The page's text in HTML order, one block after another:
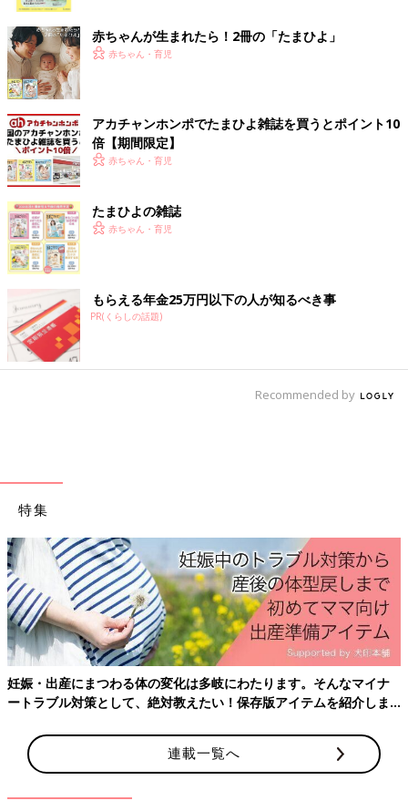
赤ちゃんが生まれたら！2冊の「たまひよ」
赤ちゃん・育児
アカチャンホンポでたまひよ雑誌を買うとポイント10
倍【期間限定】
赤ちゃん・育児
たまひよの雑誌
赤ちゃん・育児
もらえる年金25万円以下の人が知るべき事
PR(くらしの話題)
Recommended by
特集
妊娠・出産にまつわる体の変化は多岐にわたります。そんなマイナ
ートラブル対策として、絶対教えたい！保存版アイテムを紹介しま
連載一覧へ